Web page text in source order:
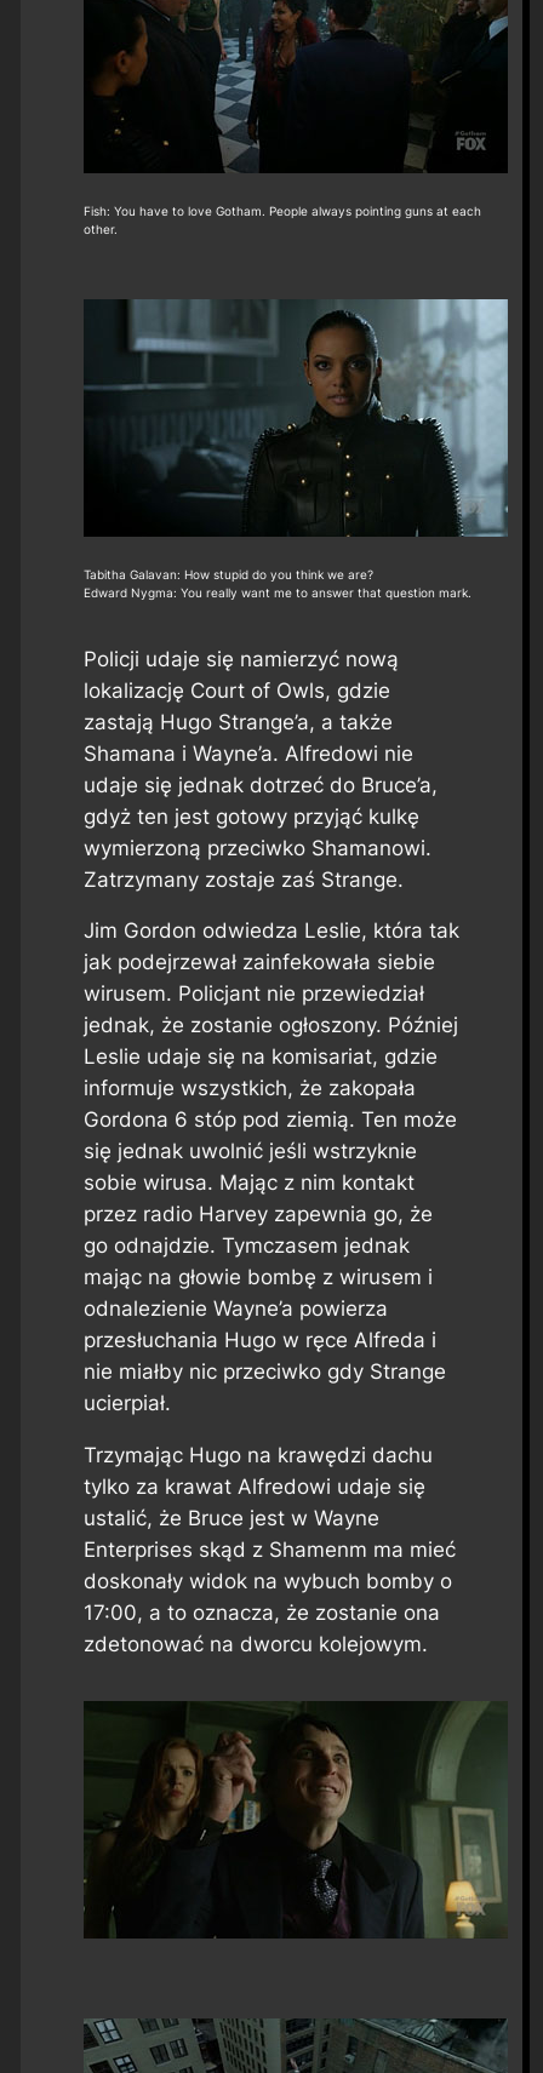
Fish: You have to love Gotham. People always pointing guns at each
other.
Tabitha Galavan: How stupid do you think we are?
Edward Nygma: You really want me to answer that question mark.
Policji udaje się namierzyć nową
lokalizację Court of Owls, gdzie
zastają Hugo Strange’a, a także
Shamana i Wayne’a. Alfredowi nie
udaje się jednak dotrzeć do Bruce’a,
gdyż ten jest gotowy przyjąć kulkę
wymierzoną przeciwko Shamanowi.
Zatrzymany zostaje zaś Strange.
Jim Gordon odwiedza Leslie, która tak
jak podejrzewał zainfekowała siebie
wirusem. Policjant nie przewiedział
jednak, że zostanie ogłoszony. Później
Leslie udaje się na komisariat, gdzie
informuje wszystkich, że zakopała
Gordona 6 stóp pod ziemią. Ten może
się jednak uwolnić jeśli wstrzyknie
sobie wirusa. Mając z nim kontakt
przez radio Harvey zapewnia go, że
go odnajdzie. Tymczasem jednak
mając na głowie bombę z wirusem i
odnalezienie Wayne’a powierza
przesłuchania Hugo w ręce Alfreda i
nie miałby nic przeciwko gdy Strange
ucierpiał.
Trzymając Hugo na krawędzi dachu
tylko za krawat Alfredowi udaje się
ustalić, że Bruce jest w Wayne
Enterprises skąd z Shamenm ma mieć
doskonały widok na wybuch bomby o
17:00, a to oznacza, że zostanie ona
zdetonować na dworcu kolejowym.